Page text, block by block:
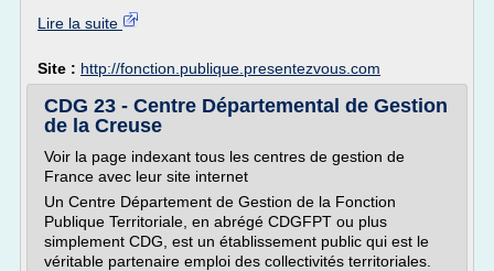
Lire la suite
Site : http://fonction.publique.presentezvous.com
CDG 23 - Centre Départemental de Gestion
de la Creuse
Voir la page indexant tous les centres de gestion de
France avec leur site internet
Un Centre Département de Gestion de la Fonction
Publique Territoriale, en abrégé CDGFPT ou plus
simplement CDG, est un établissement public qui est le
véritable partenaire emploi des collectivités territoriales.